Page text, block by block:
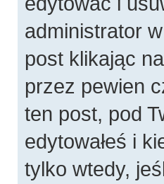
administrator
post klikając
przez pewien
ten post, pod
edytowałeś i
tylko wtedy,